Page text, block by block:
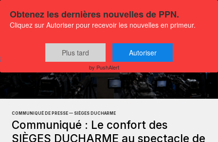
Communiqués
Actualités Affaires
COMMUNIQUÉ DE PRESSE — SIÈGES DUCHARME
Communiqué : Le confort des
SIÈGES DUCHARME au spectacle de
Obtenez les dernières nouvelles de PPN.
Cliquez sur Autoriser pour recevoir les nouvelles en primeur.
Plus tard Autoriser
by PushAlert